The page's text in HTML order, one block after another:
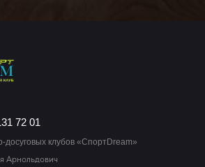
досуговых клубов «СпортDream»
Арнольдович
72 01